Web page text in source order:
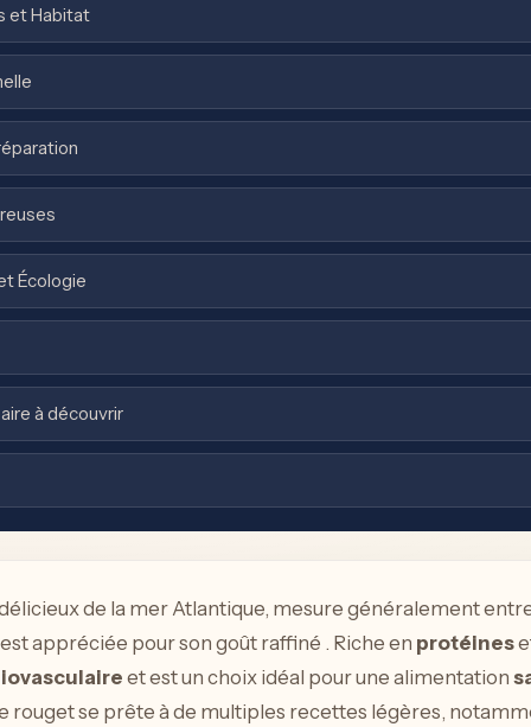
et Habitat
Écologie
à découvrir
de la mer Atlantique, mesure généralement
appréciée pour son goût raffiné . Riche en protéines
et est un choix idéal pour une alimentation
rouget se prête à de multiples recettes légères,